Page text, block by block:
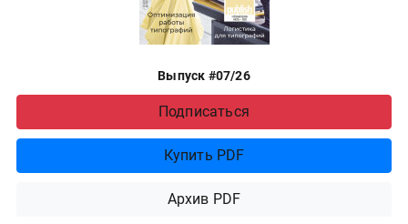
Выпуск #07/26
Подписаться
Купить PDF
Архив PDF